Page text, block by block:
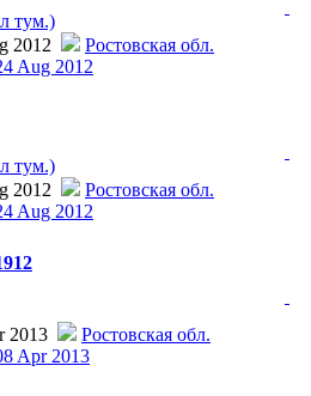
тум.)
2012
Ростовская обл.
Aug 2012
тум.)
2012
Ростовская обл.
Aug 2012
2013
Ростовская обл.
Apr 2013